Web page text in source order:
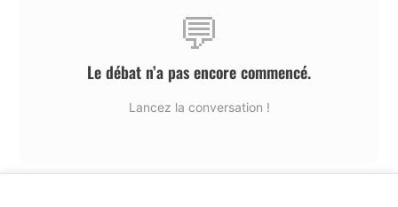
💬
Le débat n’a pas encore commencé.
Lancez la conversation !